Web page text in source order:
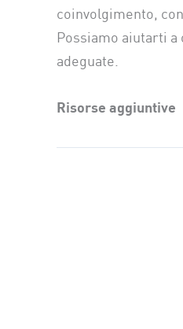
coinvolgimento,
Possiamo aiutarti
adeguate.
Risorse aggiuntive